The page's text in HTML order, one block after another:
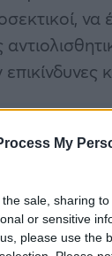
My
sale, sharing
or sensitive
please use the
να